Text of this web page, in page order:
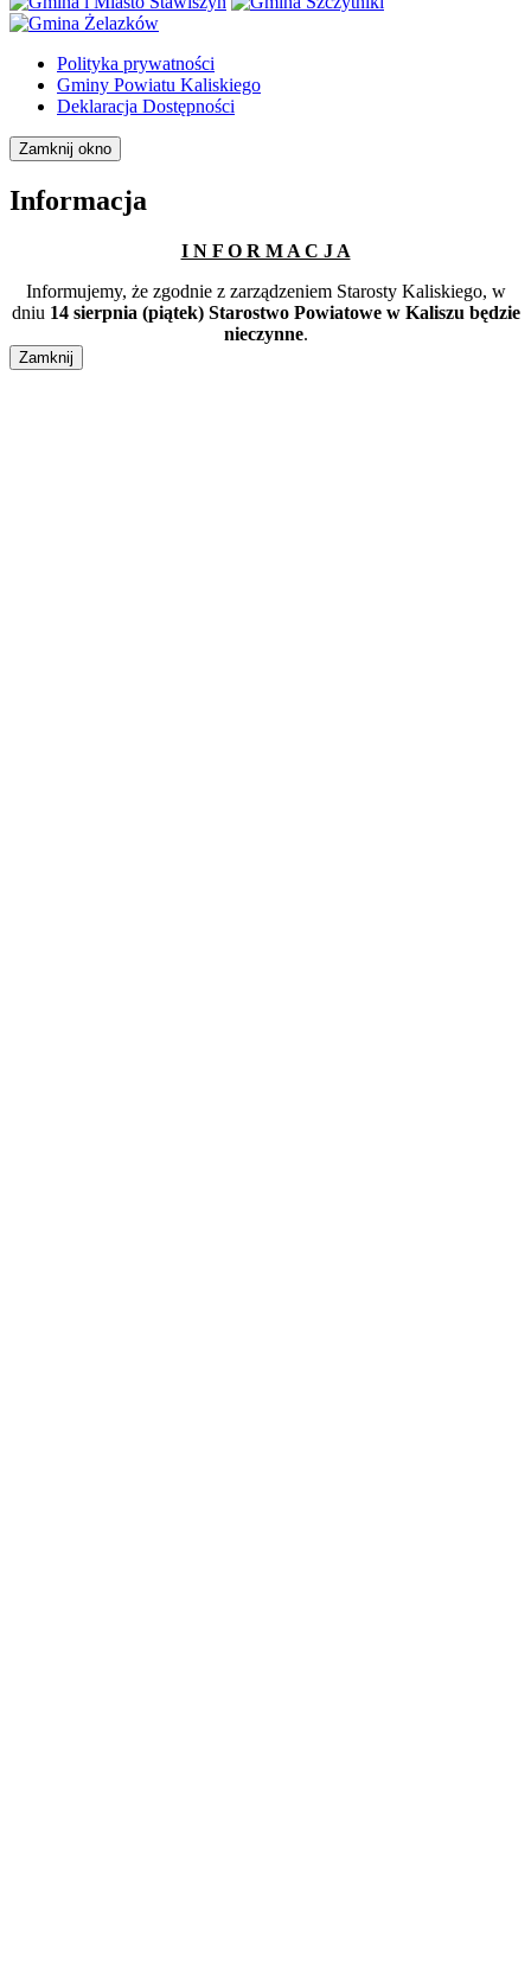
Polityka prywatności
Gminy Powiatu Kaliskiego
Deklaracja Dostępności
Zamknij okno
Informacja
I N F O R M A C J A
Informujemy, że zgodnie z zarządzeniem Starosty Kaliskiego, w
dniu 14 sierpnia (piątek) Starostwo Powiatowe w Kaliszu będzie
nieczynne.
Zamknij